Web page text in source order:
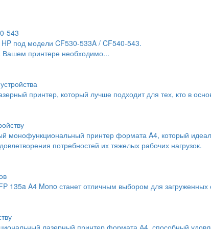
543
под модели CF530-533A / CF540-543.
Вашем принтере необходимо...
принтер, который лучше подходит для тех, кто в
монофункциональный принтер формата A4, который
потребностей их тяжелых рабочих нагрузок.
135a A4 Mono станет отличным выбором для загруженных
лазерный принтер формата А4, способный